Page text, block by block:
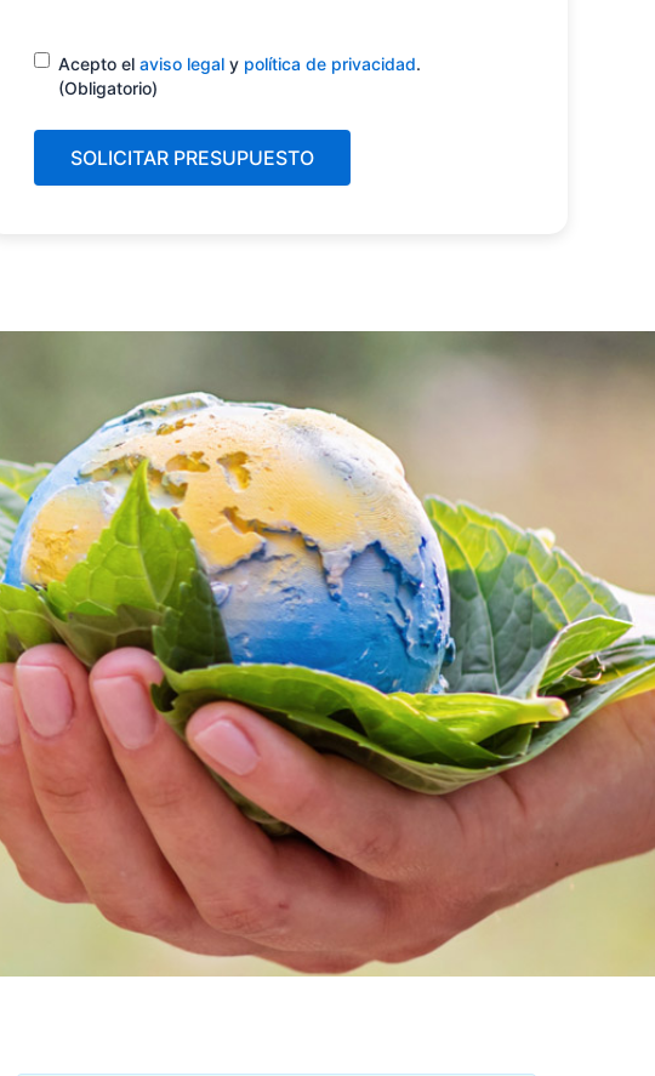
Consentimiento (Obligatorio)
Acepto el aviso legal y política de privacidad.
(Obligatorio)